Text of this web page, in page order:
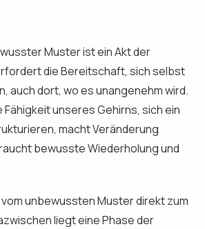
Muster ist ein Akt der
die Bereitschaft, sich selbst
auch dort, wo es unangenehm wird.
unseres Gehirns, sich ein
macht Veränderung
bewusste Wiederholung und
unbewussten Muster direkt zum
liegt eine Phase der